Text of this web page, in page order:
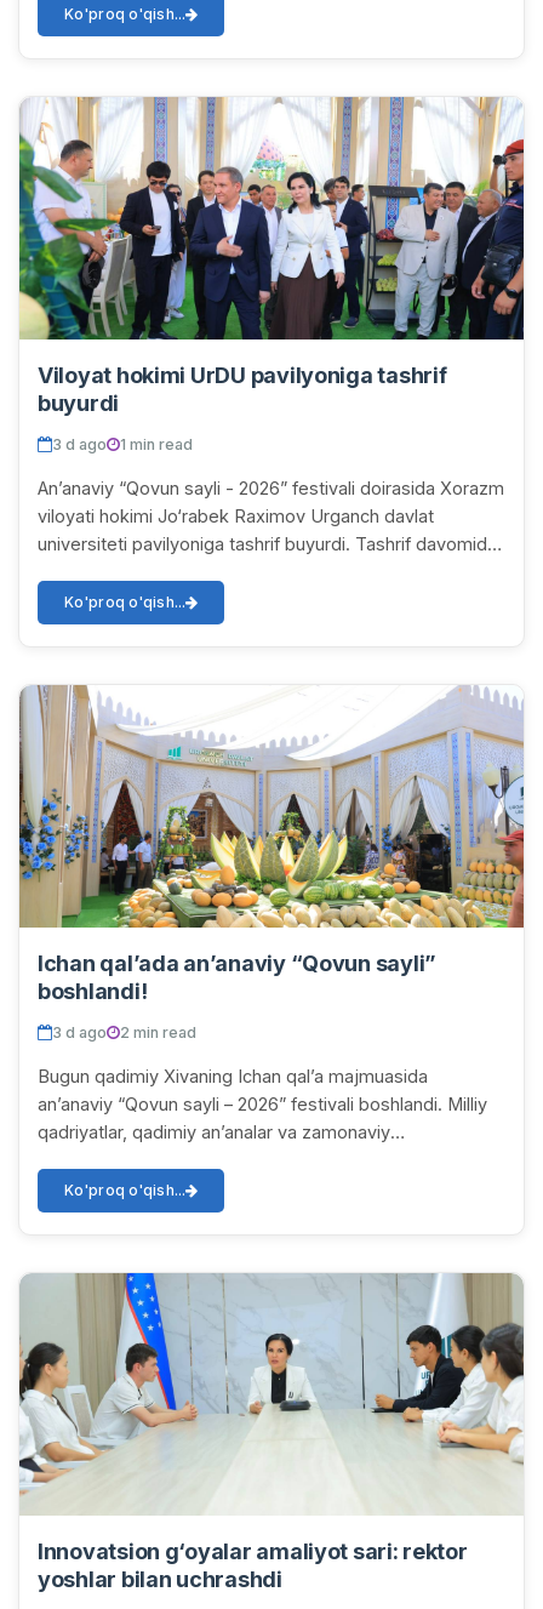
Mehmonl...
Ko'proq o'qish...
Viloyat hokimi UrDU pavilyoniga tashrif
buyurdi
3 d ago 1 min read
Anʼanaviy “Qovun sayli - 2026” festivali doirasida Xorazm
viloyati hokimi Jo‘rabek Raximov Urganch davlat
universiteti pavilyoniga tashrif buyurdi. Tashrif davomida
Ko'proq o'qish...
Ichan qal’ada an’anaviy “Qovun sayli”
boshlandi!
3 d ago 2 min read
Bugun qadimiy Xivaning Ichan qal’a majmuasida
an’anaviy “Qovun sayli – 2026” festivali boshlandi. Milliy
qadriyatlar, qadimiy an’analar va zamonaviy
Ko'proq o'qish...
Innovatsion g‘oyalar amaliyot sari: rektor
yoshlar bilan uchrashdi